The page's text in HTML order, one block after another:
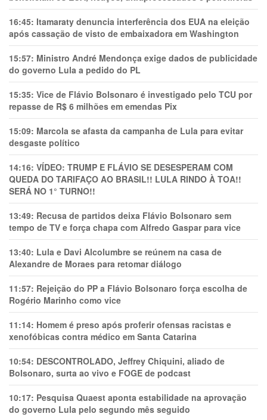
16:45: Itamaraty denuncia interferência dos EUA na eleição
após cassação de visto de embaixadora em Washington
15:57: Ministro André Mendonça exige dados de publicidade
do governo Lula a pedido do PL
15:35: Vice de Flávio Bolsonaro é investigado pelo TCU por
repasse de R$ 6 milhões em emendas Pix
15:09: Marcola se afasta da campanha de Lula para evitar
desgaste político
14:16: VÍDEO: TRUMP E FLÁVIO SE DESESPERAM COM
QUEDA DO TARIFAÇO AO BRASIL!! LULA RINDO À TOA!!
SERÁ NO 1° TURNO!!
13:49: Recusa de partidos deixa Flávio Bolsonaro sem
tempo de TV e força chapa com Alfredo Gaspar para vice
13:40: Lula e Davi Alcolumbre se reúnem na casa de
Alexandre de Moraes para retomar diálogo
11:57: Rejeição do PP a Flávio Bolsonaro força escolha de
Rogério Marinho como vice
11:14: Homem é preso após proferir ofensas racistas e
xenofóbicas contra médico em Santa Catarina
10:54: DESCONTROLADO, Jeffrey Chiquini, aliado de
Bolsonaro, surta ao vivo e FOGE de podcast
10:17: Pesquisa Quaest aponta estabilidade na aprovação
do governo Lula pelo segundo mês seguido